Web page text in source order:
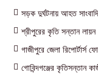
সড়ক দুর্ঘটনায় আহত
শ্রীপুরের কৃতি সন্তান লায়ন
গাজীপুরে জেলা রিপোর্টার্স
গোবিন্দগঞ্জের কৃতিসন্তান